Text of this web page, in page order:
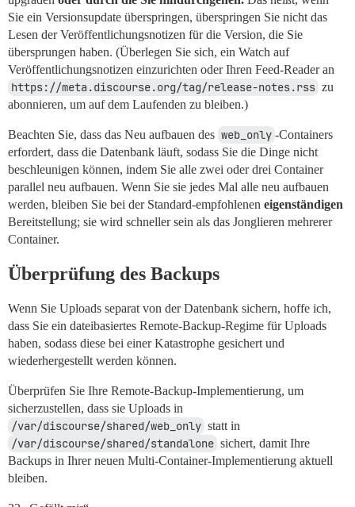
Sie ein Versionsupdate überspringen, überspringen Sie nicht das
Lesen der Veröffentlichungsnotizen für die Version, die Sie
übersprungen haben. (Überlegen Sie sich, ein Watch auf
Veröffentlichungsnotizen einzurichten oder Ihren Feed-Reader an
https://meta.discourse.org/tag/release-notes.rss zu
abonnieren, um auf dem Laufenden zu bleiben.)
Beachten Sie, dass das Neu aufbauen des web_only -Containers
erfordert, dass die Datenbank läuft, sodass Sie die Dinge nicht
beschleunigen können, indem Sie alle zwei oder drei Container
parallel neu aufbauen. Wenn Sie sie jedes Mal alle neu aufbauen
werden, bleiben Sie bei der Standard-empfohlenen eigenständigen
Bereitstellung; sie wird schneller sein als das Jonglieren mehrerer
Container.
Überprüfung des Backups
Wenn Sie Uploads separat von der Datenbank sichern, hoffe ich,
dass Sie ein dateibasiertes Remote-Backup-Regime für Uploads
haben, sodass diese bei einer Katastrophe gesichert und
wiederhergestellt werden können.
Überprüfen Sie Ihre Remote-Backup-Implementierung, um
sicherzustellen, dass sie Uploads in
/var/discourse/shared/web_only statt in
/var/discourse/shared/standalone sichert, damit Ihre
Backups in Ihrer neuen Multi-Container-Implementierung aktuell
bleiben.